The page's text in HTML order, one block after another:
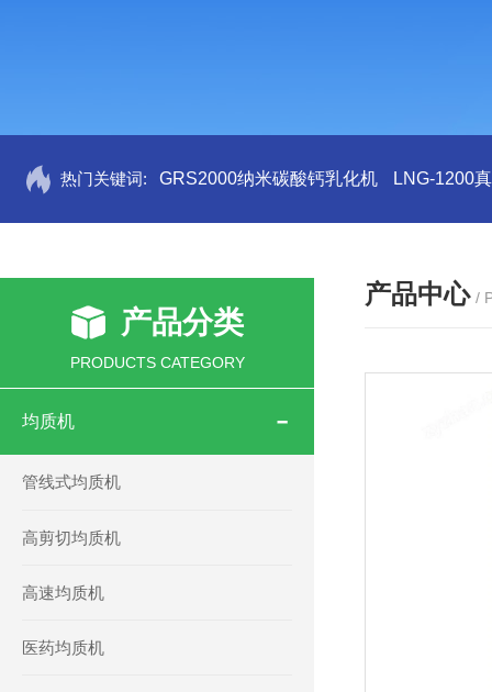
热门关键词: GRS2000纳米碳酸钙乳化机 LNG-1200
产品分类
PRODUCTS CATEGORY
均质机
管线式均质机
高剪切均质机
高速均质机
医药均质机
产品中心 /